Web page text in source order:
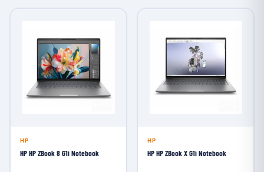
HP
HP HP ZBook 8 G1i Notebook
HP
HP HP ZBook X G1i Notebook